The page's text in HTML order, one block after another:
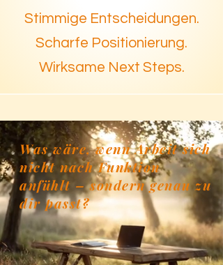
Stimmige Entscheidungen.
Scharfe Positionierung.
Wirksame Next Steps.
Was wäre, wenn Arbeit sich
nicht nach Funktion
anfühlt – sondern genau zu
dir passt?